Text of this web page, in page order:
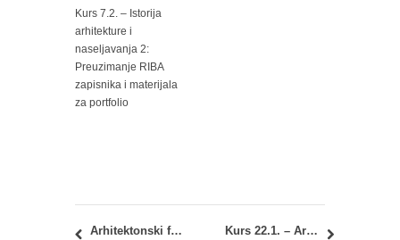
Kurs 7.2. – Istorija
arhitekture i
naseljavanja 2:
Preuzimanje RIBA
zapisnika i materijala
za portfolio
Arhitektonski fakultet je proslavio jubilej „170 godina visokoškolske nastave u oblasti arhitekture“ u Srbiji Kurs 22.1. – Arhitektonske konstrukcije 3: Pohađanje nastave i polaganje kolokvijuma